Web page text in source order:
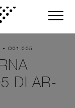
-Q01 005
DI AR-